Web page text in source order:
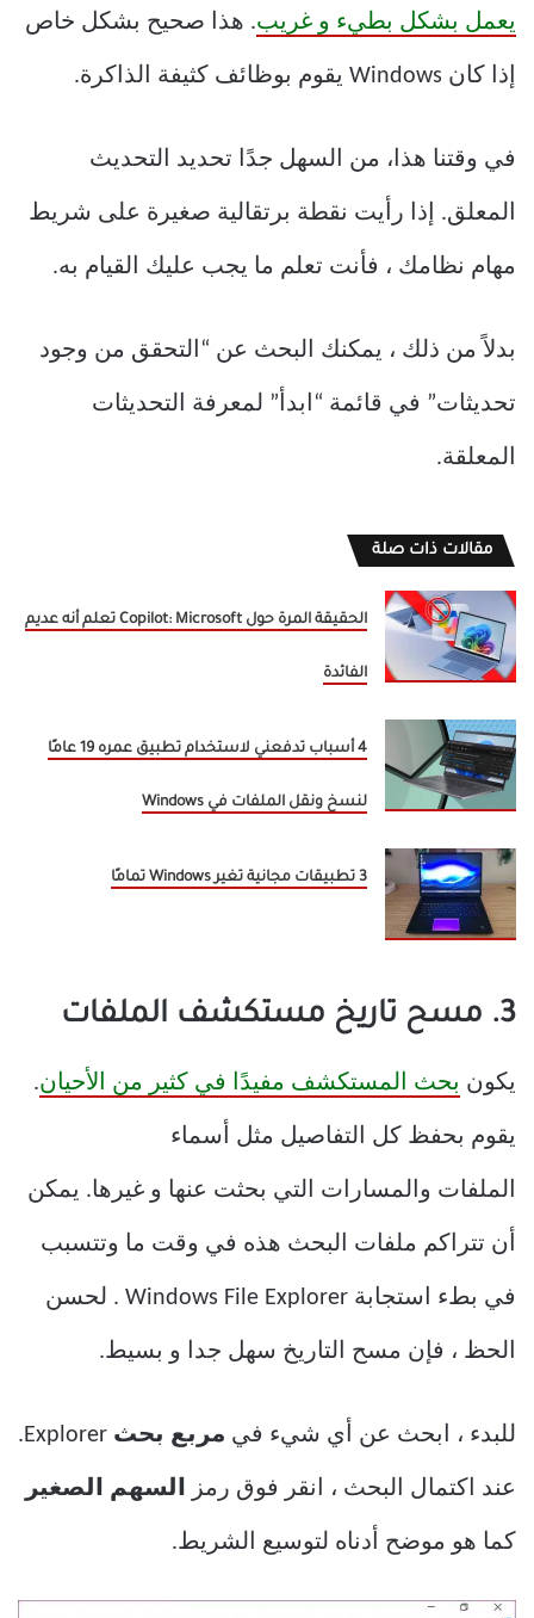
يعمل بشكل بطيء و غريب. هذا صحيح بشكل خاص
إذا كان Windows يقوم بوظائف كثيفة الذاكرة.
في وقتنا هذا، من السهل جدًا تحديد التحديث
المعلق. إذا رأيت نقطة برتقالية صغيرة على شريط
مهام نظامك ، فأنت تعلم ما يجب عليك القيام به.
بدلاً من ذلك ، يمكنك البحث عن “التحقق من وجود
تحديثات” في قائمة “ابدأ” لمعرفة التحديثات
المعلقة.
مقالات ذات صلة
الحقيقة المرة حول Copilot: Microsoft تعلم أنه عديم
الفائدة
4 أسباب تدفعني لاستخدام تطبيق عمره 19 عامًا
لنسخ ونقل الملفات في Windows
3 تطبيقات مجانية تغير Windows تمامًا
3. مسح تاريخ مستكشف الملفات
يكون بحث المستكشف مفيدًا في كثير من الأحيان.
يقوم بحفظ كل التفاصيل مثل أسماء
الملفات والمسارات ا لتي بحثت عنها و غيرها. يمكن
أن تتراكم ملفات البحث هذه في وقت ما وتتسبب
في بطء استجابة Windows File Explorer . لحسن
الحظ ، فإن مسح التاريخ سهل جدا و بسيط.
للبدء ، ابحث عن أي شيء في مربع بحث Explorer.
عند اكتمال البحث ، انقر فوق رمز السهم الصغير
كما هو موضح أدناه لتوسيع الشريط.